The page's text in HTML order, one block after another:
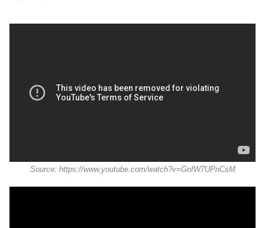
Source: https://www.youtube.com/watch?v=GnfW7UPnCsM